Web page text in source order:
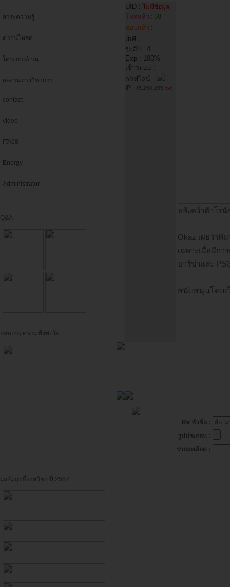
สาระความรู้
ดาวน์โหลด
โครงการ/งาน
ผลงานทางวิชาการ
contact
video
ITA68
Energy
Administrator
Q&A
สอบถามความพึงพอใจ
ผลสัมฤทธิ์รายวิชา ปี 2567
UID : ไม่มีข้อมูล
โพสแล้ว : 38
ตอบแล้ว :
เพศ :
ระดับ : 4
Exp : 100%
เข้าระบบ :
ออฟไลน์ :
IP : 45.250.255. xxx
หลังคว้าตัวโร
Okaz เผยว่าที
เฉพาะเมื่อมีกา
บาร์ซ่าและ
สนับสนุนโดย
Re หัวข้อ :
รูปประกอบ :
รายละเอียด :